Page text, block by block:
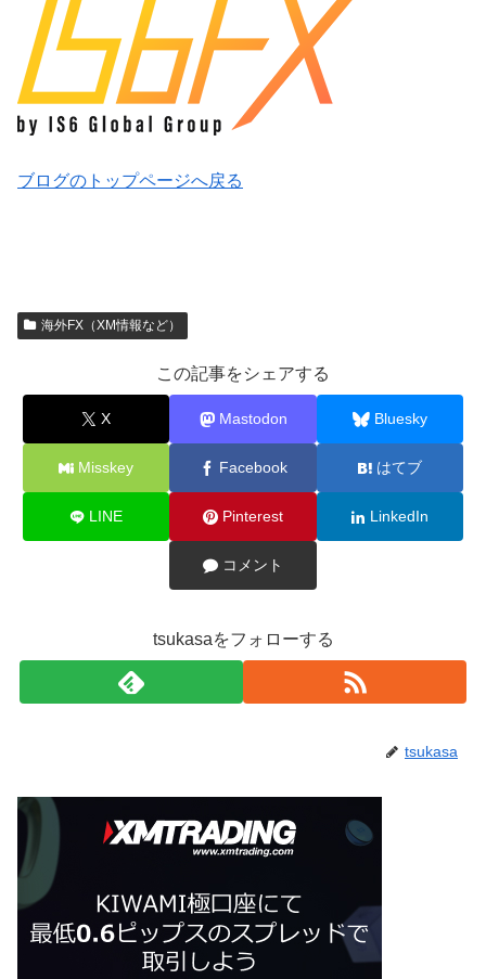
ブログのトップページへ戻る
海外FX（XM情報など）
この記事をシェアする
X Mastodon Bluesky
Misskey Facebook はてブ
LINE Pinterest LinkedIn
コメント
tsukasaをフォローする
tsukasa